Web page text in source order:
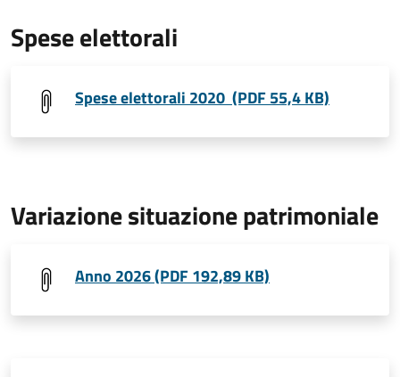
Spese elettorali
Spese elettorali 2020 (PDF 55,4 KB)
Variazione situazione patrimoniale
Anno 2026 (PDF 192,89 KB)